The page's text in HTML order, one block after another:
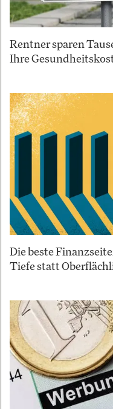
Rentner sparen
Ihre
Die beste
Tiefe statt